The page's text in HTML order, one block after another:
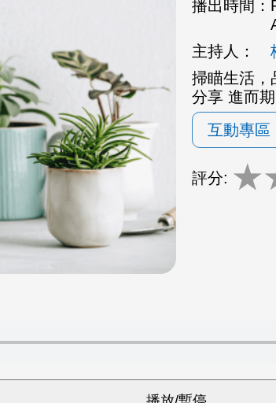
播出時間：
主持人：
掃瞄生活，
分享 進而
互動專區
評分: ★